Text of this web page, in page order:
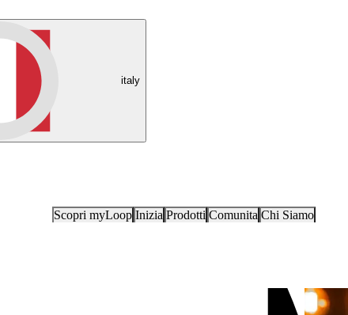
italy
Scopri myLoop Inizia Prodotti Comunita Chi Siamo